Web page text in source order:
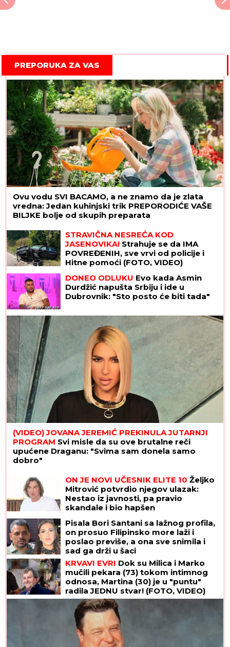
PREPORUKA ZA VAS
Ovu vodu SVI BACAMO, a ne znamo da je zlata
vredna: Jedan kuhinjski trik PREPORODIĆE VAŠE
BILJKE bolje od skupih preparata
STRAVIČNA NESREĆA KOD
JASENOVIKA! Strahuje se da IMA
POVREĐENIH, sve vrvi od policije i
Hitne pomoći (FOTO, VIDEO)
DONEO ODLUKU Evo kada Asmin
Durdžić napušta Srbiju i ide u
Dubrovnik: "Sto posto će biti tada"
(VIDEO) JOVANA JEREMIĆ PREKINULA JUTARNJI
PROGRAM Svi misle da su ove brutalne reči
upućene Draganu: "Svima sam donela samo
dobro"
ON JE NOVI UČESNIK ELITE 10 Željko
Mitrović potvrdio njegov ulazak:
Nestao iz javnosti, pa pravio
skandale i bio hapšen
Pisala Bori Santani sa lažnog profila,
on prosuo Filipinsko more laži i
poslao previše, a ona sve snimila i
sad ga drži u šaci
KRVAVI EVRI Dok su Milica i Marko
mučili pekara (73) tokom intimnog
odnosa, Martina (30) je u "puntu"
radila JEDNU stvar! (FOTO, VIDEO)